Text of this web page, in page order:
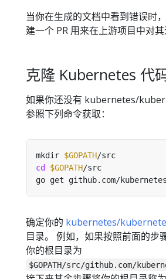
当你在生成的文档中看到错误时
建一个 PR 用来在上游项目中对其
克隆 Kubernetes 代
如果你还没有 kubernetes/
参照下列命令获取：
mkdir $GOPATH
cd
$GOPATH
确定你的 kubernetes/
目录。 例如，如果按照前面的步
你的根目录为
$GOPATH/src/github.com/